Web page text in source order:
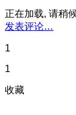
正在加载, 请稍
发表评论…
1
1
收藏